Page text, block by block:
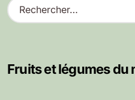
e
rFruits et légumes du